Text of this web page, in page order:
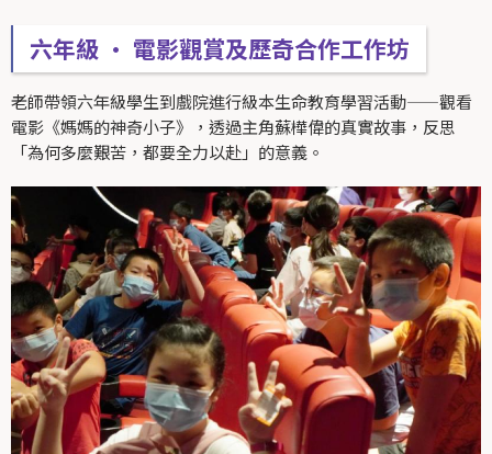
六年級 • 電影觀賞及歷奇合作工作坊
老師帶領六年級學生到戲院進行級本生命教育學習活動——觀看
電影《媽媽的神奇小子》，透過主角蘇樺偉的真實故事，反思
「為何多麼艱苦，都要全力以赴」的意義。